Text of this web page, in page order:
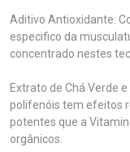
Aditivo Antioxidante:
especifico da
concentrado nestes
Extrato de Chá Verde
polifenóis tem efeitos
potentes que a
orgânicos.